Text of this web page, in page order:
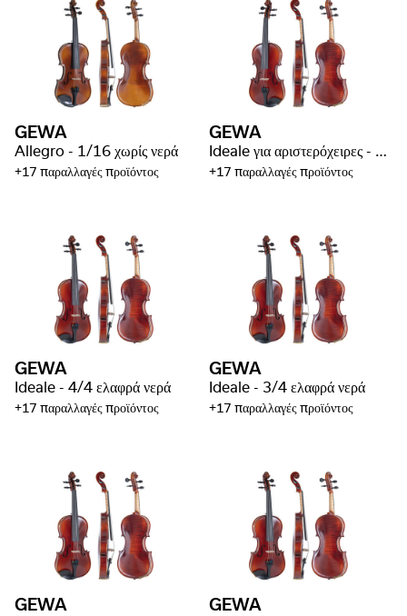
GEWA
Allegro - 1/16 χωρίς νερά
+17 παραλλαγές προϊόντος
GEWA
Ideale για αριστερόχειρες - 4/4 ελαφρά νερά
+17 παραλλαγές προϊόντος
GEWA
Ideale - 4/4 ελαφρά νερά
+17 παραλλαγές προϊόντος
GEWA
Ideale - 3/4 ελαφρά νερά
+17 παραλλαγές προϊόντος
GEWA GEWA